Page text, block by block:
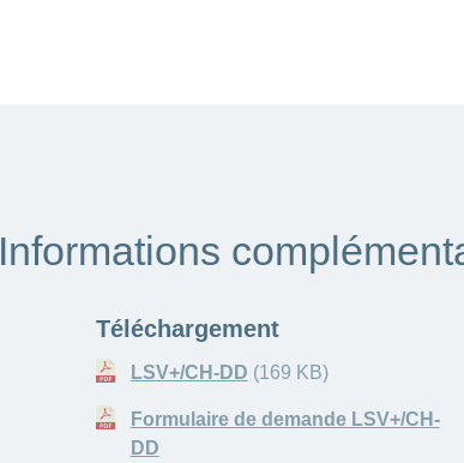
Informations
Téléchargement
LSV+/CH-DD (169 KB)
Formulaire de demande LSV+/CH-
DD